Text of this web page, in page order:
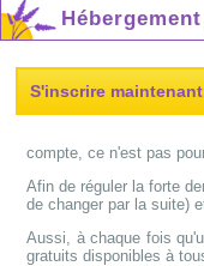
S'inscrire maintenant
compte, ce n'est pas
Afin de réguler la forte
de changer par la suite)
Aussi, à chaque fois
gratuits disponibles à